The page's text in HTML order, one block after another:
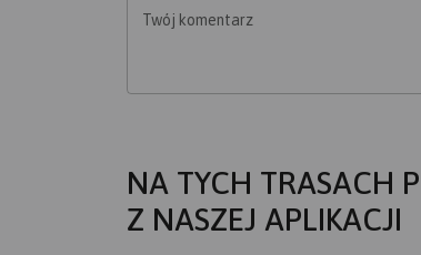
Twój komentarz
NA TYCH TRASACH
Z NASZEJ APLIKACJI